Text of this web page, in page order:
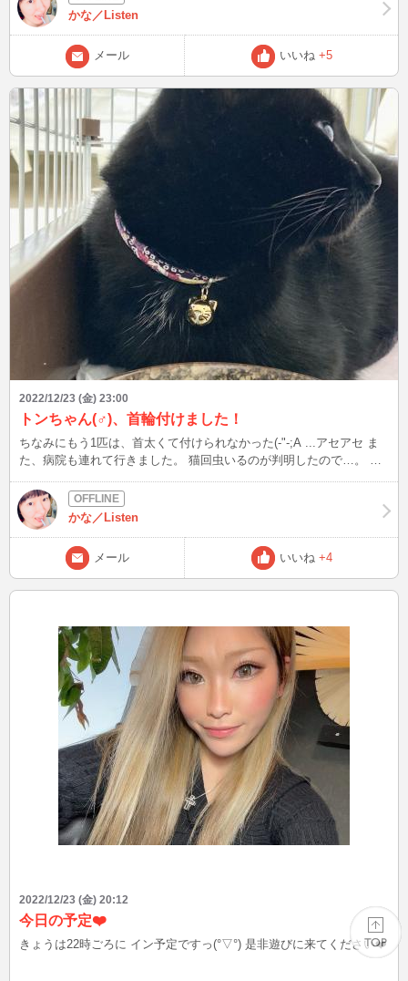
派。 マイクロチップ入れて脱走した場合、見つかる確率は50%に上
がるし、確保しやすくなるから･･･、言わんとすることはわかる。 皆
さまは、どうですか？
かな／Listen
メール いいね +5
2022/12/23 (金) 23:00
トンちゃん(♂)、首輪付けました！
ちなみにもう1匹は、首太くて付けられなかった(-"-;A ...アセアセ ま
た、病院も連れて行きました。 猫回虫いるのが判明したので…。 こ
の妨げになるのは良くないし、何より健康を考えるなら仕方ない
(^▽^;)
かな／Listen
メール いいね +4
2022/12/23 (金) 20:12
今日の予定❤️
きょうは22時ごろに イン予定ですっ(°▽°) 是非遊びに来てください❤️